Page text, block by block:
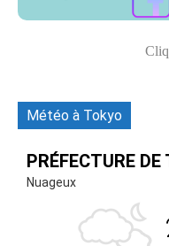
Météo à Tokyo
PRÉFECTURE DE
Nuageux